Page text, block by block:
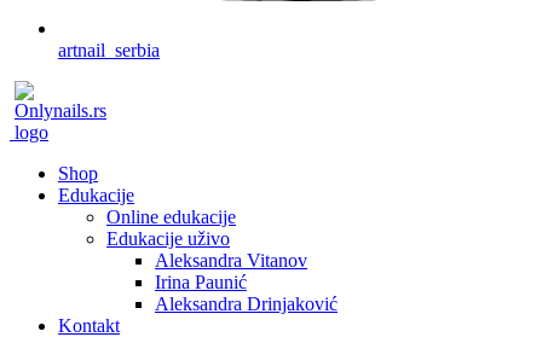
artnail_serbia
Shop
Edukacije
Online edukacije
Edukacije uživo
Aleksandra Vitanov
Irina Paunić
Aleksandra Drinjaković
Kontakt